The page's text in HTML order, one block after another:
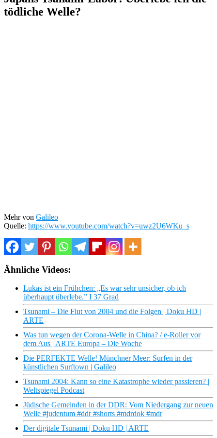
tödliche Welle?
Mehr von Galileo
Quelle: https://www.youtube.com/watch?v=uwz2U6WKu_s
Ähnliche Videos:
Lukas ist ein Frühchen: „Es war sehr unsicher, ob ich
überhaupt überlebe.” I 37 Grad
Tsunami – Die Flut von 2004 und die Folgen | Doku HD |
ARTE
Was tun wegen der Corona-Welle in China? / e-Roller vor
dem Aus | ARTE Europa – Die Woche
Die PERFEKTE Welle! Münchner Meer: Surfen in der
künstlichen Surftown | Galileo
Tsunami 2004: Kann so eine Katastrophe wieder passieren? |
Weltspiegel Podcast
Jüdische Gemeinden in der DDR: Vom Niedergang zur neuen
Welle #judentum #ddr #shorts #mdrdok #mdr
Der digitale Tsunami | Doku HD | ARTE